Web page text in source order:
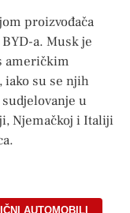
proizvođača
a. Musk je
američkim
su se njih
sudjelovanje u
Njemačkoj i Italiji
AUTOMOBILI